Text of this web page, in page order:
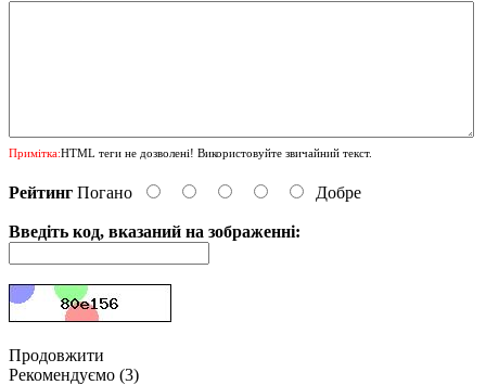
Примітка:HTML теги не дозволені! Використовуйте звичайний текст.
Рейтинг Погано Добре
Введіть код, вказаний на зображенні:
Продовжити
Рекомендуємо (3)